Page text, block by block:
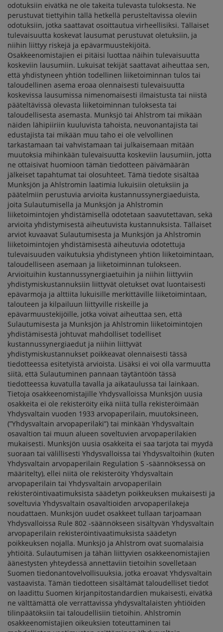
odotuksiin eivätkä ne ole takeita tulevasta tuloksesta. Ne
perustuvat tiettyihin tällä hetkellä perusteltavissa oleviin
odotuksiin, jotka saattavat osoittautua virheellisiksi. Tällaiset
tulevaisuutta koskevat lausumat perustuvat oletuksiin, ja
niihin liittyy riskejä ja epävarmuustekijöitä.
Osakkeenomistajien ei pitäisi luottaa näihin tulevaisuutta
koskeviin lausumiin. Lukuisat tekijät saattavat aiheuttaa sen,
että yhdistyneen yhtiön todellinen liiketoiminnan tulos tai
taloudellinen asema eroaa olennaisesti tulevaisuutta
koskevissa lausumissa nimenomaisesti ilmaistusta tai niistä
pääteltävissä olevasta liiketoiminnan tuloksesta tai
taloudellisesta asemasta. Munksjö tai Ahlstrom tai mikään
näiden lähipiiriin kuuluvista tahoista, neuvonantajista tai
edustajista tai mikään muu taho ei ole velvollinen
tarkastamaan tai vahvistamaan tai julkaisemaan mitään
muutoksia mihinkään tulevaisuutta koskeviin lausumiin, jotta
ne ottaisivat huomioon tämän tiedotteen päivämäärän
jälkeiset tapahtumat tai olosuhteet. Tämä tiedote sisältää
Munksjön ja Ahlstromin laatimia lukuisiin oletuksiin ja
päätelmiin perustuvia arvioita kustannussynergiaeduista,
joita Sulautumisella ja Munksjön ja Ahlstromin
liiketoimintojen yhdistämisellä odotetaan saavutettavan, sekä
arvioita yhdistymisestä aiheutuvista kustannuksista. Tällaiset
arviot kuvaavat Sulautumisesta ja Munksjön ja Ahlstromin
liiketoimintojen yhdistämisestä aiheutuvia odotettuja
tulevaisuuden vaikutuksia yhdistyneen yhtiön liiketoimintaan,
taloudelliseen asemaan ja liiketoiminnan tulokseen.
Arvioituihin kustannussynergiaetuihin ja niihin liittyviin
yhdistymiskustannuksiin liittyvät oletukset ovat luontaisesti
epävarmoja ja alttiita lukuisille merkittäville liiketoimintaan,
talouteen ja kilpailuun liittyville riskeille ja
epävarmuustekijöille, jotka voivat aiheuttaa sen, että
Sulautumisesta ja Munksjön ja Ahlstromin liiketoimintojen
yhdistämisestä johtuvat mahdolliset todelliset
kustannussynergiaedut ja niihin liittyvät
yhdistymiskustannukset poikkeavat olennaisesti tässä
tiedotteessa esitetyistä arvioista. Lisäksi ei voi olla varmuutta
siitä, että Sulautuminen pannaan täytäntöön tässä
tiedotteessa kuvatulla tavalla ja aikataulussa tai lainkaan.
Tietoja osakkeenomistajille Yhdysvalloissa Munksjön uusia
osakkeita ei ole rekisteröity eikä niitä tulla rekisteröimään
Yhdysvaltain vuoden 1933 arvopaperilain, muutoksineen,
(”Yhdysvaltain arvopaperilaki”) tai minkään Yhdysvaltain
osavaltion tai muun alueen soveltuvien arvopaperilakien
mukaisesti. Munksjön uusia osakkeita ei saa tarjota tai myydä
suoraan tai välillisesti Yhdysvalloissa tai Yhdysvaltoihin (kuten
Yhdysvaltain arvopaperilain Regulation S -säännöksessä on
määritelty), ellei niitä ole rekisteröity Yhdysvaltain
arvopaperilain tai Yhdysvaltain arvopaperilain
rekisteröintivaatimuksista säädetyn poikkeuksen mukaisesti ja
soveltuvia Yhdysvaltain osavaltioiden arvopaperilakeja
noudattaen. Munksjön uudet osakkeet tullaan tarjoamaan
Yhdysvalloissa Rule 802 -säännökseen sisältyvän Yhdysvaltain
arvopaperilain rekisteröintivaatimuksista säädetyn
poikkeuksen nojalla. Munksjö ja Ahlstrom ovat suomalaisia
yhtiöitä. Sulautumisen ja tähän liittyvien osakkeenomistajien
äänestysten yhteydessä annettaviin tietoihin sovelletaan
Suomen tiedonantovelvollisuuksia, jotka eroavat Yhdysvaltain
vastaavista. Tämän tiedotteen sisältämät taloudelliset tiedot
on laadittu Suomen kirjanpitostandardien mukaisesti, eivätkä
ne välttämättä ole verrattavissa yhdysvaltalaisten yhtiöiden
tilinpäätöksiin tai taloudellisiin tietoihin. Ahlstromin
osakkeenomistajien oikeuksien toteuttaminen tai